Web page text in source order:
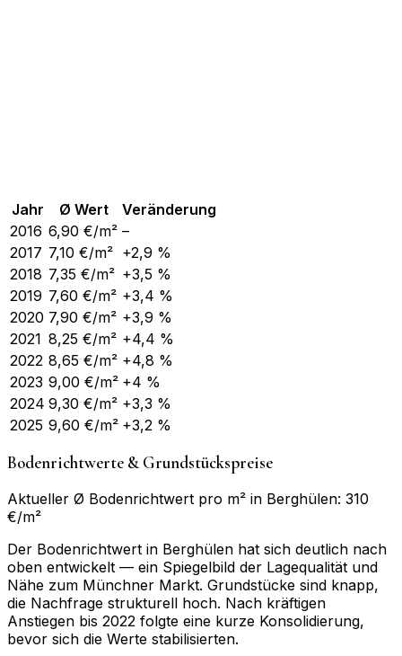
Jahr Ø Wert
Veränderung
2016 6,90 €/m² –
2017 7,10 €/m² +2,9 %
2018 7,35 €/m² +3,5 %
2019 7,60 €/m² +3,4 %
2020 7,90 €/m² +3,9 %
2021 8,25 €/m² +4,4 %
2022 8,65 €/m² +4,8 %
2023 9,00 €/m² +4 %
2024 9,30 €/m² +3,3 %
2025 9,60 €/m² +3,2 %
Bodenrichtwerte & Grundstückspreise
Aktueller Ø Bodenrichtwert pro m² in Berghülen: 310
€/m²
Der Bodenrichtwert in Berghülen hat sich deutlich nach
oben entwickelt — ein Spiegelbild der Lagequalität und
Nähe zum Münchner Markt. Grundstücke sind knapp,
die Nachfrage strukturell hoch. Nach kräftigen
Anstiegen bis 2022 folgte eine kurze Konsolidierung,
bevor sich die Werte stabilisierten.